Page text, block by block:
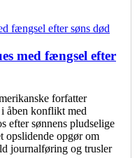
med fængsel efter
forfatter
åben konflikt med
efter sønnens pludselige
opslidende opgør om
journalføring og trusler